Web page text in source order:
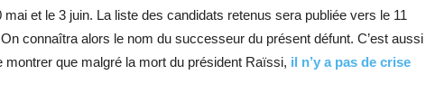
et le 3 juin. La liste des candidats retenus sera publiée vers le 11
connaîtra alors le nom du successeur du présent défunt. C’est aussi
montrer que malgré la mort du président Raïssi, il n’y a pas de crise